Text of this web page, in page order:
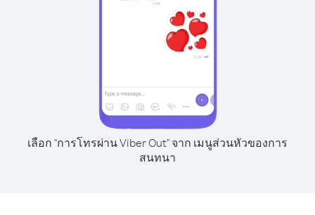
เลือก "การโทรผ่าน Viber Out" จาก เมนูส่วนหัวของการ
สนทนา